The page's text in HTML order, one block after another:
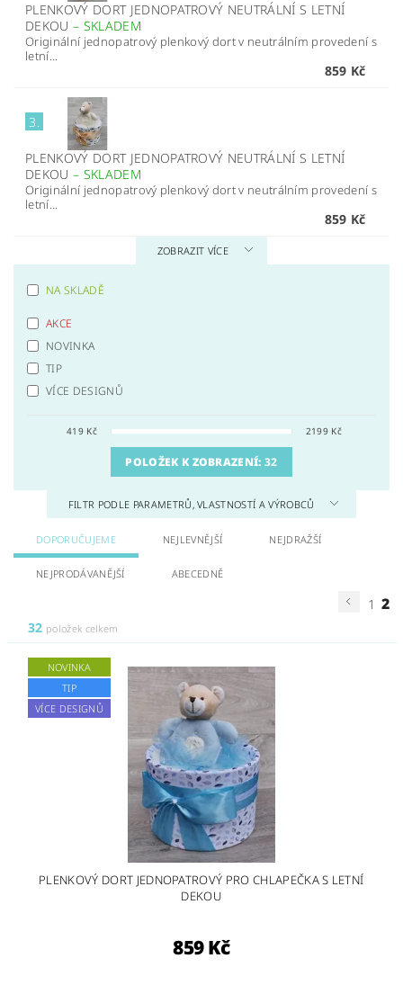
PLENKOVÝ DORT JEDNOPATROVÝ NEUTRÁLNÍ S LETNÍ
DEKOU– SKLADEM
Originální jednopatrový plenkový dort v neutrálním provedení s
letní...
859 Kč
3.
PLENKOVÝ DORT JEDNOPATROVÝ NEUTRÁLNÍ S LETNÍ
DEKOU– SKLADEM
Originální jednopatrový plenkový dort v neutrálním provedení s
letní...
859 Kč
ZOBRAZIT VÍCE
NA SKLADĚ
AKCE
NOVINKA
TIP
VÍCE DESIGNŮ
419 Kč 2199 Kč
POLOŽEK K ZOBRAZENÍ:32
FILTR PODLE PARAMETRŮ, VLASTNOSTÍ A VÝROBCŮ
DOPORUČUJEME NEJLEVNĚJŠÍ NEJDRAŽŠÍ
NEJPRODÁVANĚJŠÍ ABECEDNĚ
1 2
32 položek celkem
NOVINKA
TIP
VÍCE DESIGNŮ
PLENKOVÝ DORT JEDNOPATROVÝ PRO CHLAPEČKA S LETNÍ
DEKOU
859 Kč